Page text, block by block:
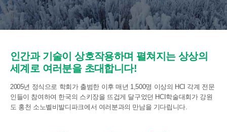
인간과 기술이 상호작용하며 펼쳐지는 상상의
세계로 여러분을 초대합니다!
2005년 정식으로 학회가 출범한 이후 매년 1,500명 이상의 HCI 각계 전문
인들이 참여하여 한국의 스키장을 뜨겁게 달구었던 HCI학술대회가 강원
도 홍천 소노벨비발디파크에서 여러분과의 만남을 기다립니다.